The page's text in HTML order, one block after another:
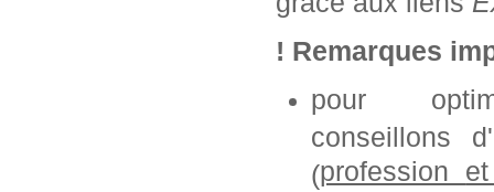
! Remarques
pour
conseillons
(profession